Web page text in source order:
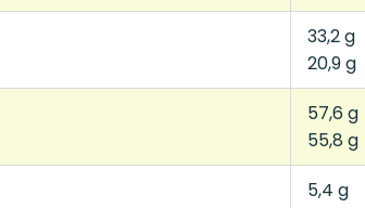
33,2 g
20,9 g
57,6 g
55,8 g
5,4 g